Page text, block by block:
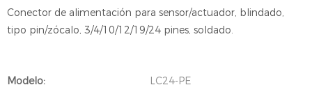
Conector de alimentación para sensor/actuador, blindado,
tipo pin/zócalo, 3/4/10/12/19/24 pines, soldado.
Modelo:
LC24-PE